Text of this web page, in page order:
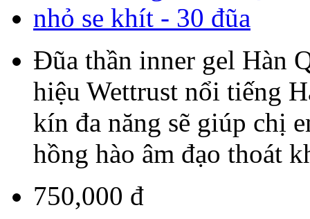
Đũa thần inner gel Hàn
hiệu Wettrust nổi tiếng
kín đa năng sẽ giúp chị
hồng hào âm đạo thoát
750,000 đ